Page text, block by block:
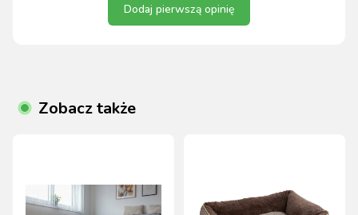
Dodaj pierwszą opinię
Zobacz także